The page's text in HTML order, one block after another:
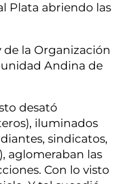
Plata abriendo las
de la Organización
Andina de
desató
iluminados
sindicatos,
aglomeraban las
Con lo visto